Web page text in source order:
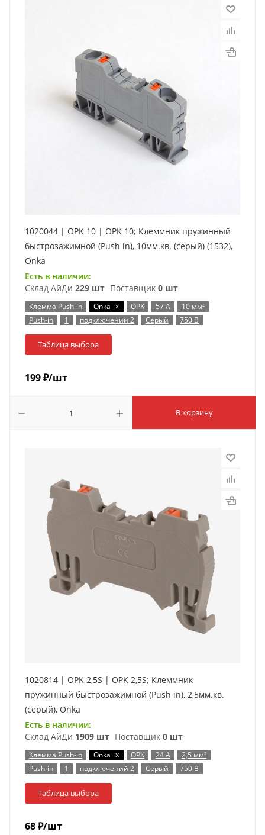
1020044 | OPK 10 | OPK 10; Клеммник пружинный
быстрозажимной (Push in), 10мм.кв. (серый) (1532),
Onka
Есть в наличии:
Склад АйДи 229 шт Поставщик 0 шт
Клемма Push-in Onka x OPK 57 А
10 мм²
Push-in
1 подключений 2 Серый 750 В
Таблица выбора
199₽/шт
В корзину
1020814 | OPK 2,5S | OPK 2,5S; Клеммник
пружинный быстрозажимной (Push in), 2,5мм.кв.
(серый), Onka
Есть в наличии:
Склад АйДи 1909 шт Поставщик 0 шт
Клемма Push-in Onka x OPK 24 А
2,5 мм²
Push-in
1 подключений 2 Серый 750 В
Таблица выбора
68₽/шт